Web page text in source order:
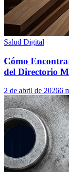
Salud Digital
Cómo
del Directorio
2 de abril de 20266